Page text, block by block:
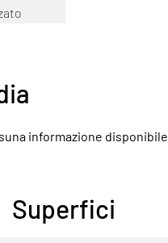
informazione disponibile
Superfici